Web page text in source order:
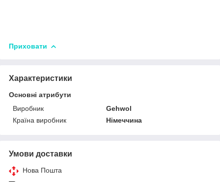
Приховати
Характеристики
Основні атрибути
Виробник
Gehwol
Країна виробник
Німеччина
Умови доставки
Нова Пошта